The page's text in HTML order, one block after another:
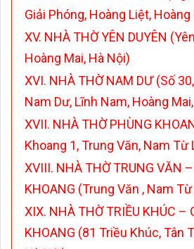
Giải Phóng, Hoàng Liệt, Hoàng
XV. NHÀ THỜ YÊN DUYÊN
Hoàng Mai, Hà Nội)
XVI. NHÀ THỜ NAM DƯ (Số
Nam Dư, Lĩnh Nam, Hoàng
XVII. NHÀ THỜ PHÙNG
Khoang 1, Trung Văn, Nam Từ
XVIII. NHÀ THỜ TRUNG VĂN
KHOANG (Trung Văn , Nam
XIX. NHÀ THỜ TRIỀU KHÚC –
KHOANG (81 Triều Khúc, Tân